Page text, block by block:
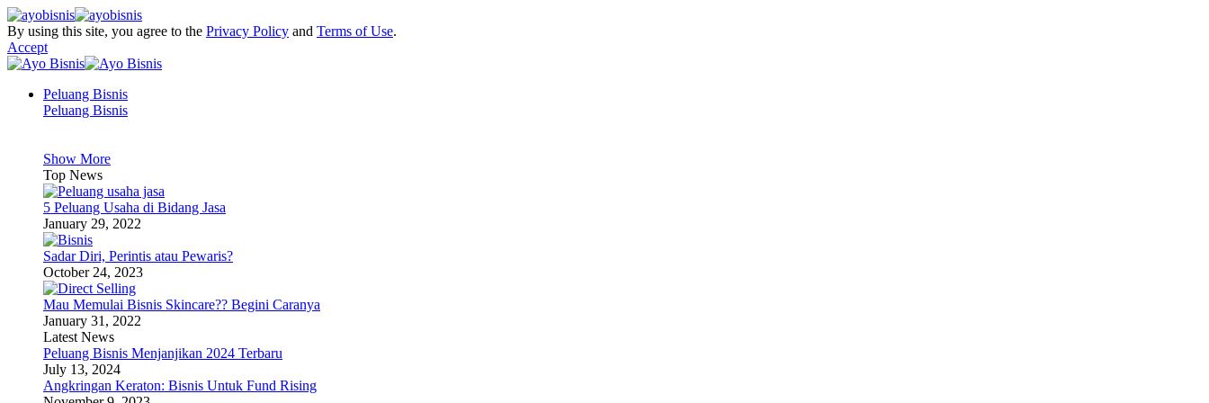
By using this site, you agree to the Privacy Policy and Terms of Use.
Accept
Peluang Bisnis
Peluang Bisnis
Show More
Top News
5 Peluang Usaha di Bidang Jasa
January 29, 2022
Sadar Diri, Perintis atau Pewaris?
October 24, 2023
Mau Memulai Bisnis Skincare?? Begini Caranya
January 31, 2022
Latest News
Peluang Bisnis Menjanjikan 2024 Terbaru
July 13, 2024
Angkringan Keraton: Bisnis Untuk Fund Rising